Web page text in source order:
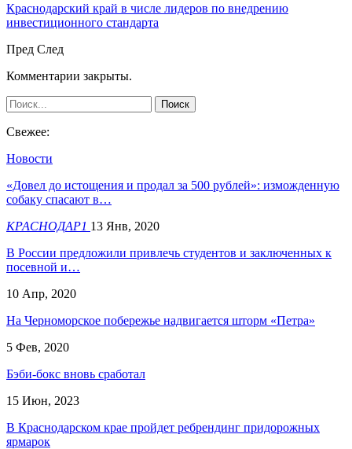
Краснодарский край в числе лидеров по внедрению
инвестиционного стандарта
Пред След
Комментарии закрыты.
Свежее:
Новости
«Довел до истощения и продал за 500 рублей»: изможденную
собаку спасают в…
КРАСНОДАР1 13 Янв, 2020
В России предложили привлечь студентов и заключенных к
посевной и…
10 Апр, 2020
На Черноморское побережье надвигается шторм «Петра»
5 Фев, 2020
Бэби-бокс вновь сработал
15 Июн, 2023
В Краснодарском крае пройдет ребрендинг придорожных
ярмарок